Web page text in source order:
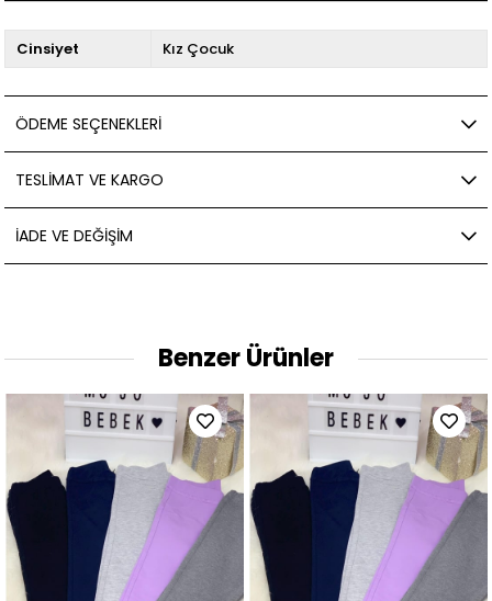
Cinsiyet Kız Çocuk
ÖDEME SEÇENEKLERI
TESLIMAT VE KARGO
İADE VE DEĞIŞIM
Benzer Ürünler